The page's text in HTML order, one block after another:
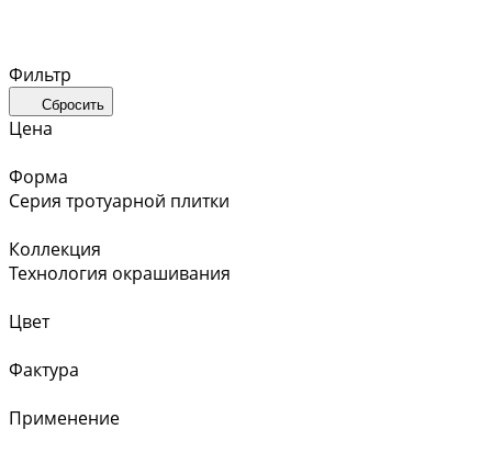
Фильтр
Сбросить
Цена
Форма
Серия тротуарной плитки
Коллекция
Технология окрашивания
Цвет
Фактура
Применение